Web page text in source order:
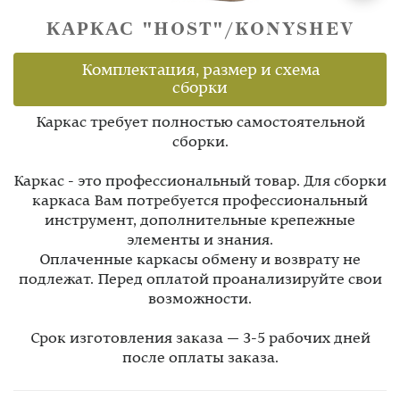
КАРКАС "HOST"/KONYSHEV
Комплектация, размер и схема
сборки
Каркас требует полностью самостоятельной
сборки.
Каркас - это профессиональный товар. Для сборки
каркаса Вам потребуется профессиональный
инструмент, дополнительные крепежные
элементы и знания.
Оплаченные каркасы обмену и возврату не
подлежат. Перед оплатой проанализируйте свои
возможности.
Срок изготовления заказа — 3-5 рабочих дней
после оплаты заказа.